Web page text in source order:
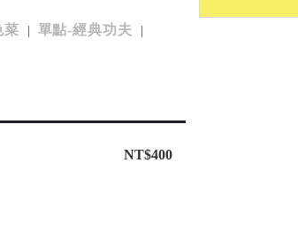
菜 單點-經典功夫
NT$400